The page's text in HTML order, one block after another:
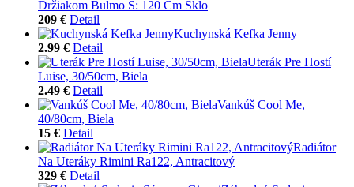
Držiakom Bulmo Š: 120 Cm Sklo
209 € Detail
Kuchynská Kefka Jenny
2.99 € Detail
Uterák Pre Hostí
Luise, 30/50cm, Biela
2.49 € Detail
Vankúš Cool Me,
40/80cm, Biela
15 € Detail
Radiátor
Na Uteráky Rimini Ra122, Antracitový
329 € Detail